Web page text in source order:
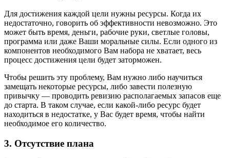
Для достижения каждой цели нужны ресурсы. Когда их
недостаточно, говорить об эффективности невозможно. Это
может быть время, деньги, рабочие руки, светлые головы,
программа или даже Ваши моральные силы. Если одного из
компонентов необходимого Вам набора не хватает, весь
процесс достижения цели будет заторможен.
Чтобы решить эту проблему, Вам нужно либо научиться
замещать некоторые ресурсы, либо завести полезную
привычку — проводить ревизию располагаемых запасов еще
до старта. В таком случае, если какой-либо ресурс будет
находиться в недостатке, у Вас будет время, чтобы найти
необходимое его количество.
3. Отсутствие плана